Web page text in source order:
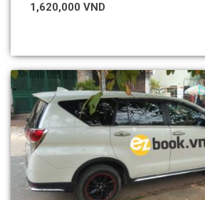
1,620,000 VND